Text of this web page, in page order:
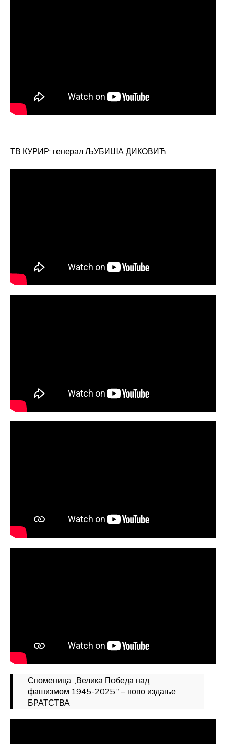
ТВ КУРИР: генерал ЉУБИША ДИКОВИЋ
Споменица „Велика Победа над
фашизмом 1945-2025.“ – ново издање
БРАТСТВА